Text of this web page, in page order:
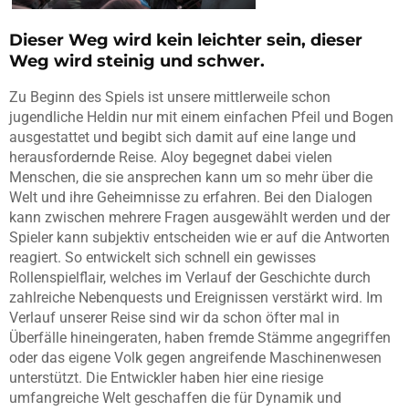
Dieser Weg wird kein leichter sein, dieser
Weg wird steinig und schwer.
Zu Beginn des Spiels ist unsere mittlerweile schon
jugendliche Heldin nur mit einem einfachen Pfeil und Bogen
ausgestattet und begibt sich damit auf eine lange und
herausfordernde Reise. Aloy begegnet dabei vielen
Menschen, die sie ansprechen kann um so mehr über die
Welt und ihre Geheimnisse zu erfahren. Bei den Dialogen
kann zwischen mehrere Fragen ausgewählt werden und der
Spieler kann subjektiv entscheiden wie er auf die Antworten
reagiert. So entwickelt sich schnell ein gewisses
Rollenspielflair, welches im Verlauf der Geschichte durch
zahlreiche Nebenquests und Ereignissen verstärkt wird. Im
Verlauf unserer Reise sind wir da schon öfter mal in
Überfälle hineingeraten, haben fremde Stämme angegriffen
oder das eigene Volk gegen angreifende Maschinenwesen
unterstützt. Die Entwickler haben hier eine riesige
umfangreiche Welt geschaffen die für Dynamik und